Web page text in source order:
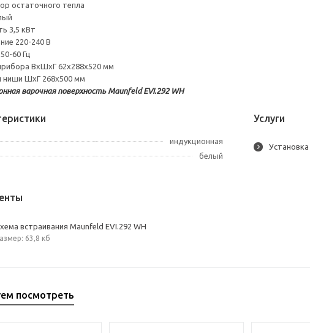
остаточного тепла
3,5 кВт
220-240 В
60 Гц
ВхШхГ 62х288х520 мм
ниши ШхГ 268х500 мм
варочная поверхность Maunfeld EVI.292 WH
индукционная
белый
Услуги
встраивания Maunfeld EVI.292 WH
63,8 кб
посмотреть